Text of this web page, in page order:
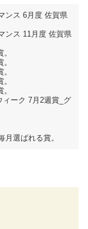
ンス 6月度 佐賀県
ンス 11月度 佐賀県
ーク 7月2週賞_グ
選ばれる賞。